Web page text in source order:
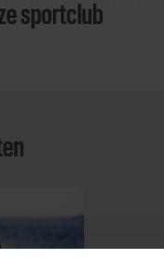
sportclub